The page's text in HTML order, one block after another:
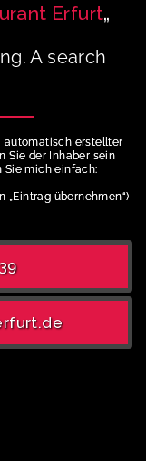
Erfurt„
A search
automatisch erstellter
Sie der Inhaber sein
Sie mich einfach:
„Eintrag übernehmen“)